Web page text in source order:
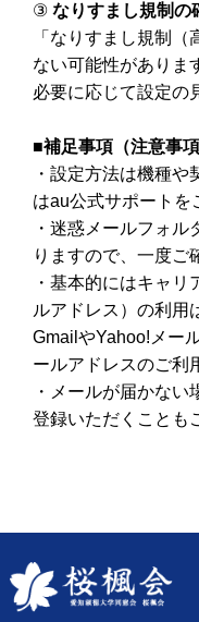
③なりすまし規制の
「なりすまし規制
ない可能性がありま
必要に応じて設定の
■補足事項（注意事項
・設定方法は機種
はau公式サポートを
・迷惑メールフォ
りますので、一度ご
・基本的にはキャリ
ルアドレス）の利用
GmailやYahoo! メー
ールアドレスのご利
・メールが届かな
登録いただくことも